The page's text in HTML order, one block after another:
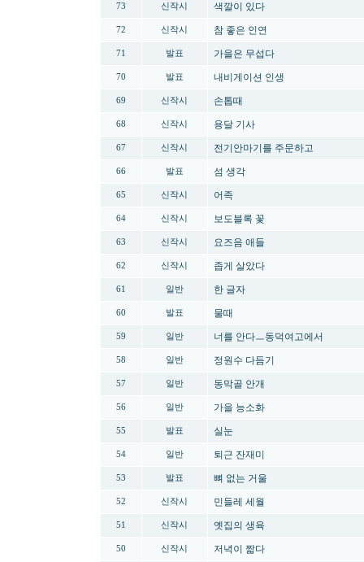
73 신작시 색깔이 있다
72 신작시 참 좋은 인연
71 발표 가을은 무섭다
70 발표 내비게이션 인생
69 신작시 손톱때
68 신작시 용달 기사
67 신작시 전기안마기를 주문하고
66 발표 섬 생각
65 신작시 어족
64 신작시 보도블록 꽃
63 신작시 요즈음 애들
62 신작시 좁게 살았다
61 일반 한 글자
60 발표 물때
59 일반 너를 안다ㅡ동덕여고에서
58 일반 정원수 다듬기
57 일반 동막골 안개
56 일반 가을 능소화
55 발표 실눈
54 일반 퇴근 잔재미
53 발표 뼈 없는 거울
52 신작시 민들레 세월
51 신작시 옛집의 생육
50 신작시 저녁이 짧다